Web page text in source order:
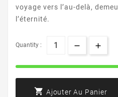
voyage vers l’au-delà,
l’éternité.
Quantity :
 Ajouter Au Panier